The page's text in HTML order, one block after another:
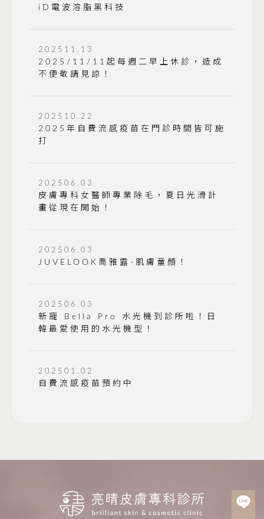
iD電波溶脂黑科技
202511.13
2025/11/11起每週二早上休診，造成
不便敬請見諒！
202510.22
2025年自費流感疫苗在門診時間皆可施
打
202506.03
皮膚專科女醫師專業除毛，夏日光滑計
畫從現在開始！
202506.03
JUVELOOK喬雅露-肌膚童顏！
202506.03
新寵 Bella Pro 水光機到診所啦！日
韓最愛使用的水光機型！
202501.02
自費流感疫苗預約中
古亭醫美